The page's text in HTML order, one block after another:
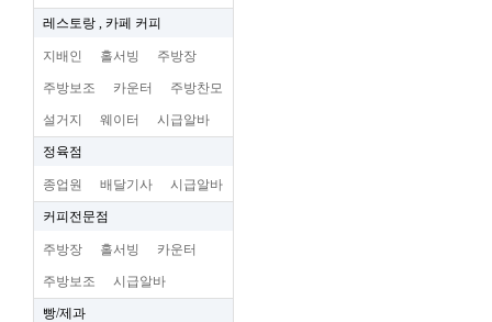
레스토랑 , 카페 커피
지배인 홀서빙 주방장
주방보조 카운터 주방찬모
설거지 웨이터 시급알바
정육점
종업원 배달기사 시급알바
커피전문점
주방장 홀서빙 카운터
주방보조 시급알바
빵/제과